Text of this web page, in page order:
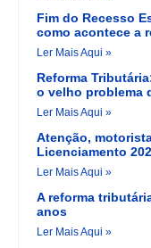
Fim do Recesso
como acontece a
Ler Mais Aqui »
Reforma
o velho problema
Ler Mais Aqui »
Atenção,
Licenciamento
Ler Mais Aqui »
A reforma
anos
Ler Mais Aqui »